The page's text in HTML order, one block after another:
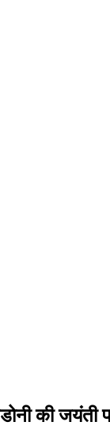
की